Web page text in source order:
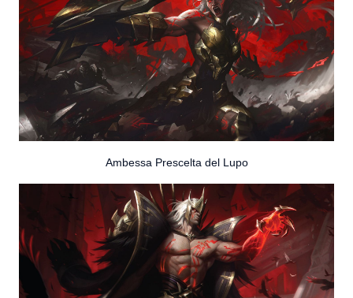
Ambessa Prescelta del Lupo